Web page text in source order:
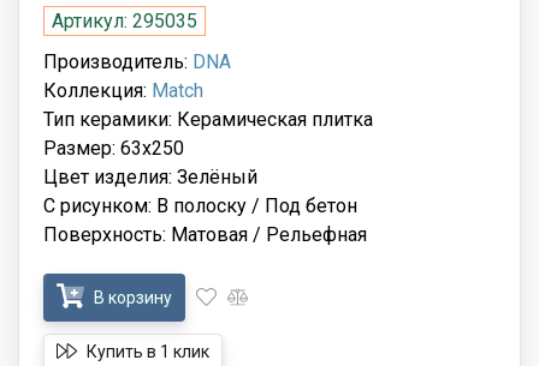
Артикул: 295035
Производитель: DNA
Коллекция: Match
Тип керамики: Керамическая плитка
Размер: 63x250
Цвет изделия: Зелёный
С рисунком: В полоску / Под бетон
Поверхность: Матовая / Рельефная
В корзину
Купить в 1 клик